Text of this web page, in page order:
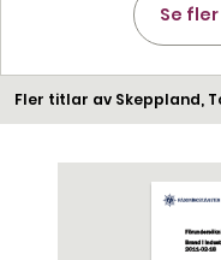
Se
Fler titlar av Skeppland,